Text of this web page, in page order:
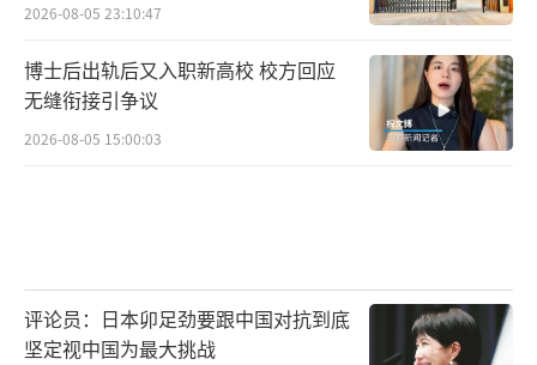
2026-08-05 23:10:47
博士后出轨后又入职新高校 校方回应
无缝衔接引争议
2026-08-05 15:00:03
评论员：日本卯足劲要跟中国对抗到底
坚定视中国为最大挑战